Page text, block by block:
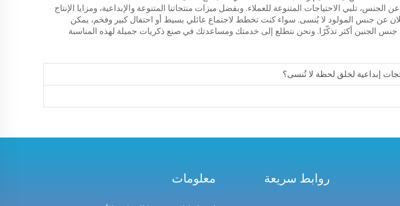
الجنس، تلبي الاحتياجات المتنوعة للعملاء. وبفضل ميزات منتجاتنا المتنوعة والإبداعية، ومزايا الإنتاج
عن جنس المولود لا يُنسى. سواء كنت تخطط لاجتماع عائلي بسيط أو احتفال كبير وفخم، يمكن
الجنين أكثر تذكّرًا. ونحن نتطلع إلى خدمتك ومساعدتك في صنع ذكريات جميلة لهذه المناسبة
إبداعية لخلق لحظة لا تُنسى؟
روابط سريعة معلومات